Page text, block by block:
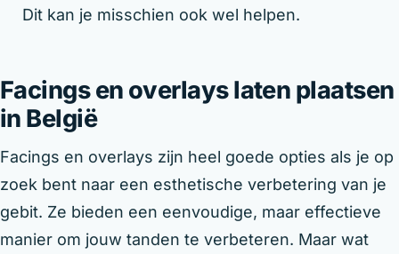
Dit kan je misschien ook wel helpen.
Facings en overlays laten plaatsen
in België
Facings en overlays zijn heel goede opties als je op
zoek bent naar een esthetische verbetering van je
gebit. Ze bieden een eenvoudige, maar effectieve
manier om jouw tanden te verbeteren. Maar wat